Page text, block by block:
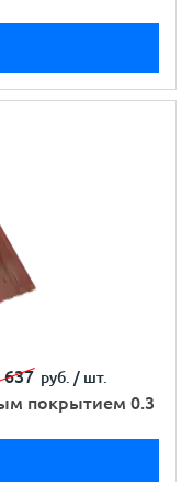
637руб. / шт.
покрытием 0.3